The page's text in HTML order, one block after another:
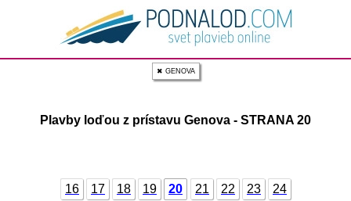
✖ GENOVA
Plavby loďou z prístavu Genova - STRANA 20
16 17 18 19 20 21 22 23 24